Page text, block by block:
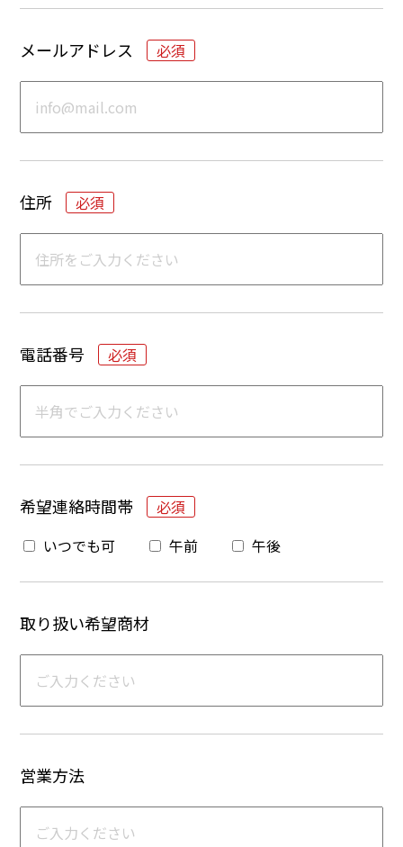
メールアドレス
住所
電話番号
希望連絡時間帯
いつでも可 午前 午後
取り扱い希望商材
営業方法